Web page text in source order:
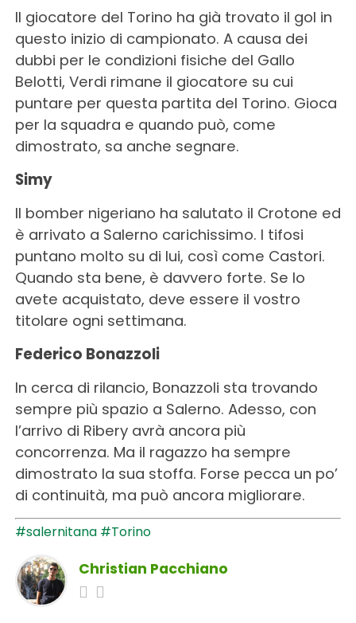
Il giocatore del Torino ha già trovato il gol in
questo inizio di campionato. A causa dei
dubbi per le condizioni fisiche del Gallo
Belotti, Verdi rimane il giocatore su cui
puntare per questa partita del Torino. Gioca
per la squadra e quando può, come
dimostrato, sa anche segnare.
Simy
Il bomber nigeriano ha salutato il Crotone ed
è arrivato a Salerno carichissimo. I tifosi
puntano molto su di lui, così come Castori.
Quando sta bene, è davvero forte. Se lo
avete acquistato, deve essere il vostro
titolare ogni settimana.
Federico Bonazzoli
In cerca di rilancio, Bonazzoli sta trovando
sempre più spazio a Salerno. Adesso, con
l’arrivo di Ribery avrà ancora più
concorrenza. Ma il ragazzo ha sempre
dimostrato la sua stoffa. Forse pecca un po’
di continuità, ma può ancora migliorare.
#salernitana #Torino
Christian Pacchiano